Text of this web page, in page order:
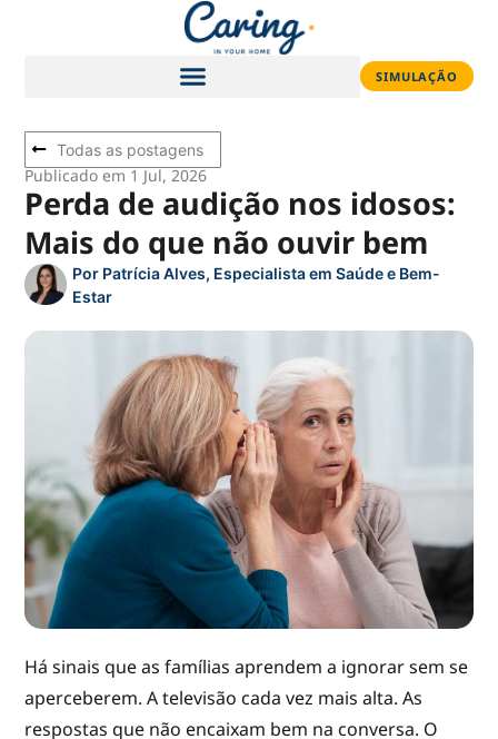
SIMULAÇÃO
Todas as postagens
Publicado em 1 Jul, 2026
Perda de audição nos idosos:
Mais do que não ouvir bem
Por Patrícia Alves, Especialista em Saúde e Bem-
Estar
Há sinais que as famílias aprendem a ignorar sem se
aperceberem. A televisão cada vez mais alta. As
respostas que não encaixam bem na conversa. O